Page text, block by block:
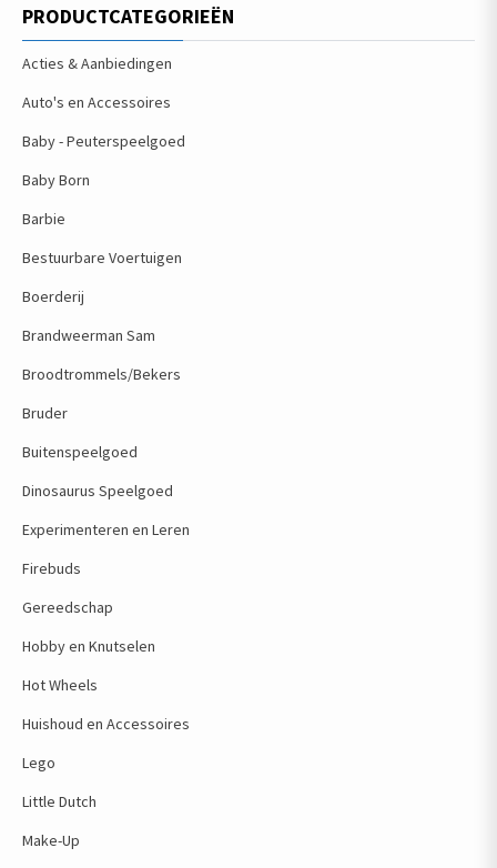
PRODUCTCATEGORIEËN
Acties & Aanbiedingen
Auto's en Accessoires
Baby - Peuterspeelgoed
Baby Born
Barbie
Bestuurbare Voertuigen
Boerderij
Brandweerman Sam
Broodtrommels/Bekers
Bruder
Buitenspeelgoed
Dinosaurus Speelgoed
Experimenteren en Leren
Firebuds
Gereedschap
Hobby en Knutselen
Hot Wheels
Huishoud en Accessoires
Lego
Little Dutch
Make-Up